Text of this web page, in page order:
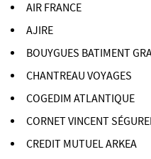
AIR FRANCE
AJIRE
BOUYGUES BATIMENT
CHANTREAU VOYAGES
COGEDIM ATLANTIQUE
CORNET VINCENT
CREDIT MUTUEL ARKEA